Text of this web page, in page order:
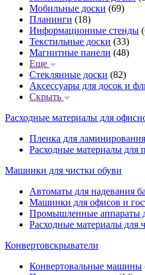
Мобильные доски (69)
Планинги (18)
Информационные стенды
Текстильные доски (33)
Магнитные панели (48)
Еще
Стеклянные доски (82)
Аксессуары для досок и
Скрыть
Расходные материалы для
Пленка для ламинирования
Расходные материалы для
Машинки для чистки обуви
Автоматы для надевания
Машинки для офисов и
Промышленные аппараты
Расходные материалы для
Конвертовскрыватели
Конвертовальные машины